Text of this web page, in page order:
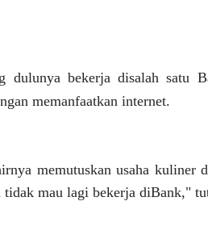
dulunya bekerja disalah satu
memanfaatkan internet.
memutuskan usaha kuliner
tidak mau lagi bekerja diBank,"